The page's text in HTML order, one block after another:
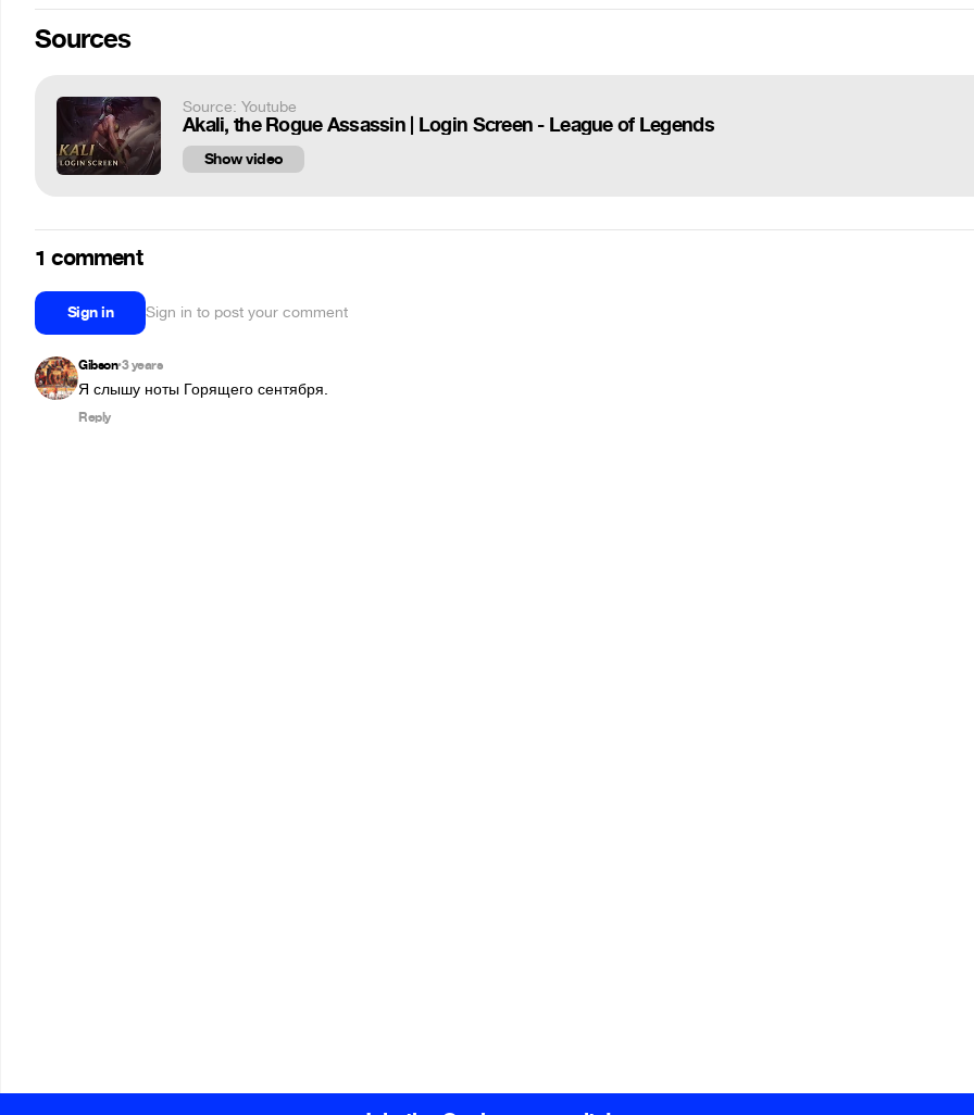
Sources
Source: Youtube
Akali, the Rogue Assassin | Login Screen - League of Legends
Show video
1 comment
Sign in Sign in to post your comment
Gibson•3 years
Я слышу ноты Горящего сентября.
Reply